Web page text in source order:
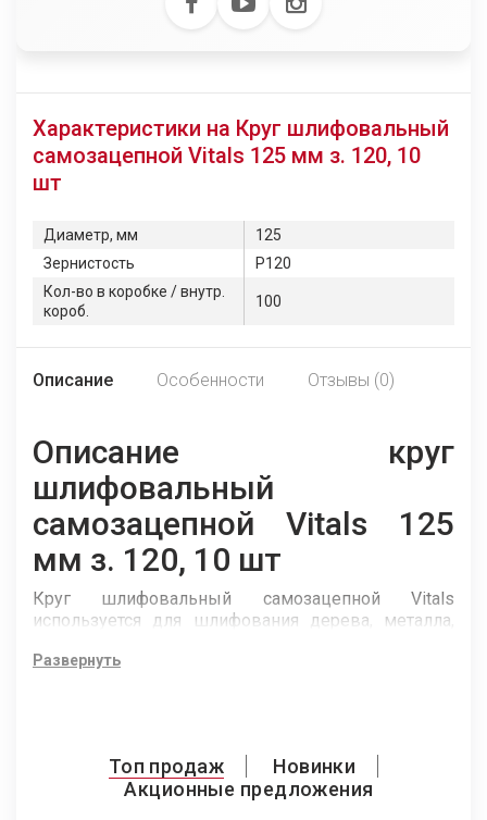
Характеристики на Круг шлифовальный
самозацепной Vitals 125 мм з. 120, 10
шт
Диаметр, мм
125
Зернистость
P120
Кол-во в коробке / внутр.
короб.
100
Описание Особенности Отзывы (0)
Описание круг
шлифовальный
самозацепной Vitals 125
мм з. 120, 10 шт
Круг шлифовальный самозацепной Vitals
используется для шлифования дерева, металла,
Применяется совместно с дисками
Развернуть
Топ продаж
Новинки
Акционные предложения